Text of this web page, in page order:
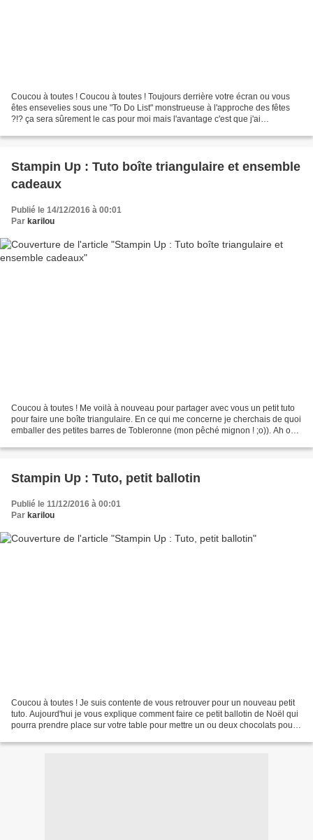
Coucou à toutes ! Coucou à toutes ! Toujours derrière votre écran ou vous
êtes ensevelies sous une "To Do List" monstrueuse à l'approche des fêtes
?!? ça sera sûrement le cas pour moi mais l'avantage c'est que j'ai
Stampin Up : Tuto boîte triangulaire et ensemble
cadeaux
Publié le 14/12/2016 à 00:01
Par karilou
Coucou à toutes ! Me voilà à nouveau pour partager avec vous un petit tuto
pour faire une boîte triangulaire. En ce qui me concerne je cherchais de quoi
emballer des petites barres de Tobleronne (mon pêché mignon ! ;o)). Ah oui
Stampin Up : Tuto, petit ballotin
Publié le 11/12/2016 à 00:01
Par karilou
Coucou à toutes ! Je suis contente de vous retrouver pour un nouveau petit
tuto. Aujourd'hui je vous explique comment faire ce petit ballotin de Noël qui
pourra prendre place sur votre table pour mettre un ou deux chocolats pour